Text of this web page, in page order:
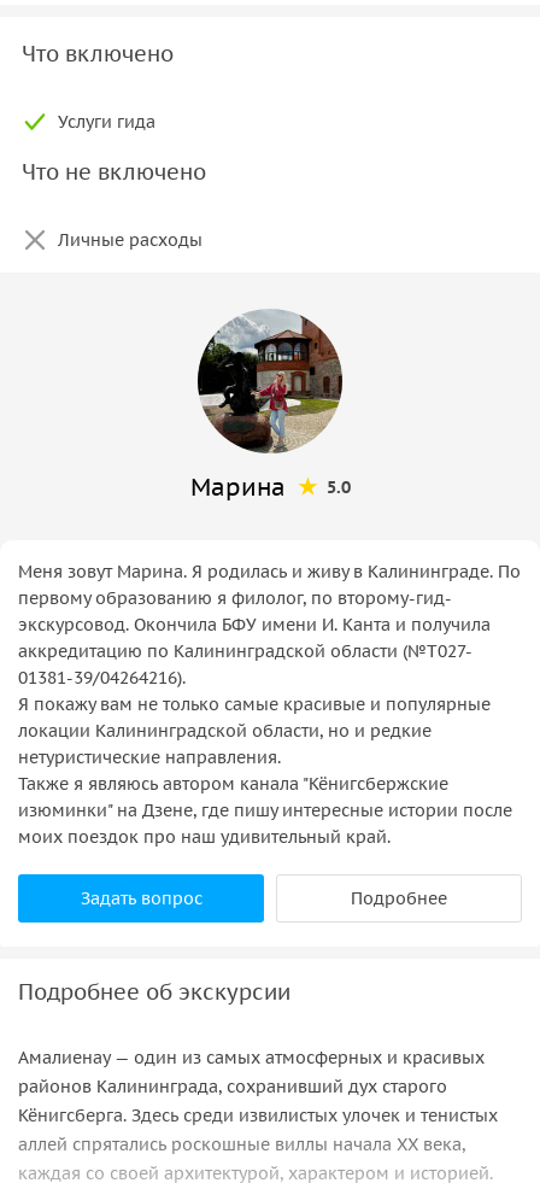
Что включено
Услуги гида
Что не включено
Личные расходы
Марина 5.0
Меня зовут Марина. Я родилась и живу в Калининграде. По
первому образованию я филолог, по второму-гид-
экскурсовод. Окончила БФУ имени И. Канта и получила
аккредитацию по Калининградской области (№Т027-
01381-39/04264216).
Я покажу вам не только самые красивые и популярные
локации Калининградской области, но и редкие
нетуристические направления.
Также я являюсь автором канала "Кёнигсбержские
изюминки" на Дзене, где пишу интересные истории после
моих поездок про наш удивительный край.
Задать вопрос Подробнее
Подробнее об экскурсии
Амалиенау — один из самых атмосферных и красивых
районов Калининграда, сохранивший дух старого
Кёнигсберга. Здесь среди извилистых улочек и тенистых
аллей спрятались роскошные виллы начала XX века,
каждая со своей архитектурой, характером и историей.